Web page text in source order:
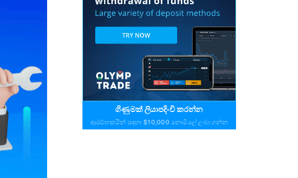
ගිණුමක් ලියාපදිංචි කරන්න
ආරම්භකයින් සඳහා $10,000 නොමිලේ ලබා ගන්න